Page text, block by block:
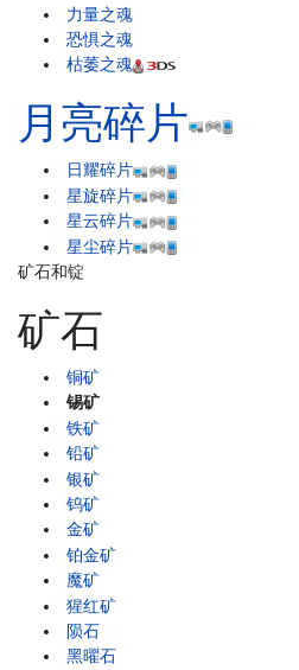
力量之魂
恐惧之魂
枯萎之魂
月亮碎片
日耀碎片
星旋碎片
星云碎片
星尘碎片
矿石和锭
矿石
铜矿
锡矿
铁矿
铅矿
银矿
钨矿
金矿
铂金矿
魔矿
猩红矿
陨石
黑曜石